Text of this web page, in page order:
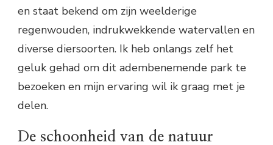
en staat bekend om zijn weelderige
regenwouden, indrukwekkende watervallen en
diverse diersoorten. Ik heb onlangs zelf het
geluk gehad om dit adembenemende park te
bezoeken en mijn ervaring wil ik graag met je
delen.
De schoonheid van de natuur